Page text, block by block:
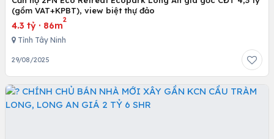
(gồm VAT+KPBT), view biệt thự đảo
4.3 tỷ · 86m
2
Tỉnh Tây Ninh
29/08/2025